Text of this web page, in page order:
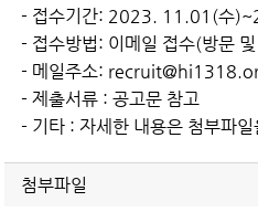
- 접수기간: 2023. 11.01(수
- 접수방법: 이메일 접수(방문
- 메일주소:
- 제출서류 : 공고문 참고
- 기타 : 자세한 내용은 첨부파
첨부파일